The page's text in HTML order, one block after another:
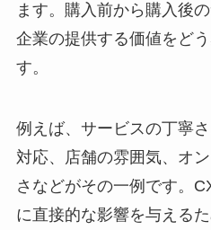
ます。購入前から購入後
企業の提供する価値をど
す。
例えば、サービスの丁寧
対応、店舗の雰囲気、オ
さなどがその一例です。
に直接的な影響を与える